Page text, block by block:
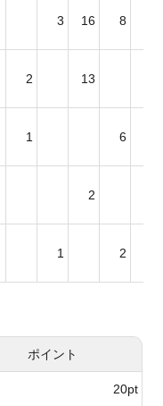
3 16 8
2 13
1 6
2
1 2
ポイント
20pt